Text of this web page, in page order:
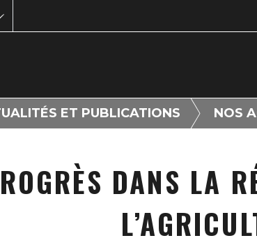
ET PUBLICATIONS NOS
DANS LA